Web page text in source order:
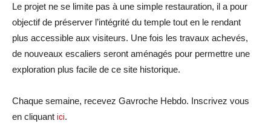
Le projet ne se limite pas à une simple restauration, il a pour
objectif de préserver l’intégrité du temple tout en le rendant
plus accessible aux visiteurs. Une fois les travaux achevés,
de nouveaux escaliers seront aménagés pour permettre une
exploration plus facile de ce site historique.
Chaque semaine, recevez Gavroche Hebdo. Inscrivez vous
en cliquant ici.